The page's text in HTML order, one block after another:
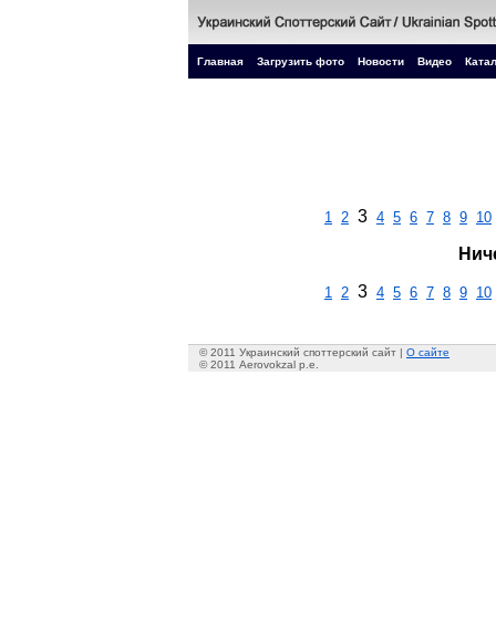
Главная Загрузить фото Новости Видео
1 2 3 4 5 6 7 8 9 10
1 2 3 4 5 6 7 8 9 10
© 2011 Украинский споттерский сайт | О сайте
© 2011 Aerovokzal p.e.